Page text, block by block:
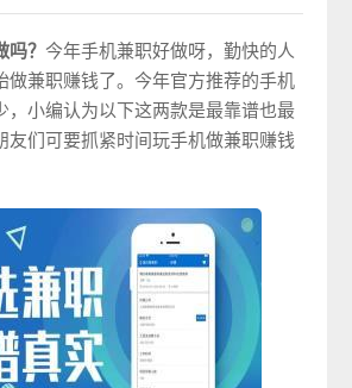
？ 今年手机兼职好做呀，勤快的人
做兼职赚钱了。今年官方推荐的手机
，小编认为以下这两款是最靠谱也最
友们可要抓紧时间玩手机做兼职赚钱